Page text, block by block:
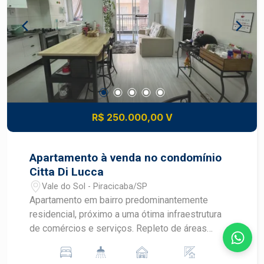
R$ 250.000,00 V
Apartamento à venda no condomínio
Citta Di Lucca
Vale do Sol - Piracicaba/SP
Apartamento em bairro predominantemente
residencial, próximo a uma ótima infraestrutura
de comércios e serviços. Repleto de áreas
praticidade. -56,36m² de área útil; - 2 dormitórios;